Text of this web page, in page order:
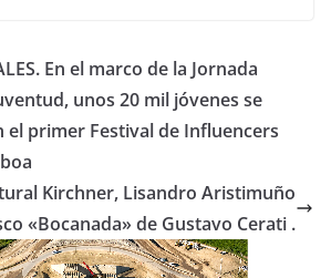
s
A
p
p
p
ar
tir
En el marco de la Jornada
unos 20 mil jóvenes se
el primer Festival de Influencers
Kirchner, Lisandro Aristimuño
«Bocanada» de Gustavo Cerati .